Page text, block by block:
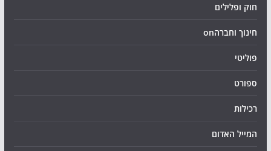
חוק ופלילים
חינוך וחברהon
פוליטי
ספורט
רכילות
המייל האדום